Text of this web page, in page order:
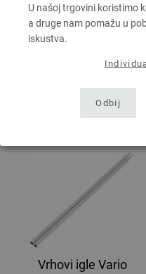
U našoj trgovini koristimo
a druge nam pomažu u
iskustva.
Odbij
Vrhovi igala Vario od
nehrđajućeg čelika
veličina 6,0
bez PDV-a, dodatnotroškovi za
dostavu
Vrhovi igle Vario